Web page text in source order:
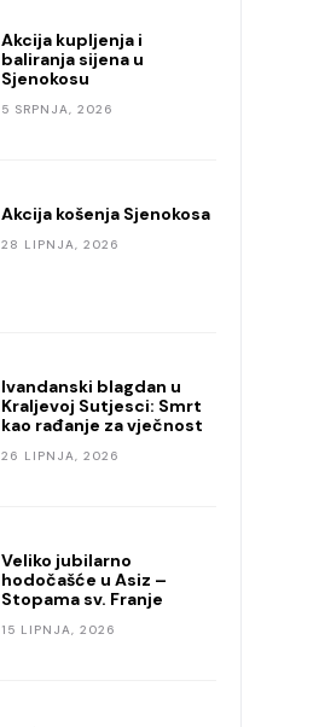
Akcija kupljenja i
baliranja sijena u
Sjenokosu
5 SRPNJA, 2026
Akcija košenja Sjenokosa
28 LIPNJA, 2026
Ivandanski blagdan u
Kraljevoj Sutjesci: Smrt
kao rađanje za vječnost
26 LIPNJA, 2026
Veliko jubilarno
hodočašće u Asiz –
Stopama sv. Franje
15 LIPNJA, 2026